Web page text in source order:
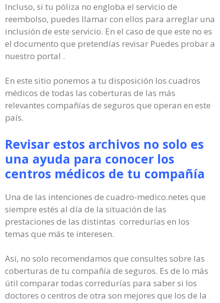
Incluso, si tu póliza no engloba el servicio de
reembolso, puedes llamar con ellos para arreglar una
inclusión de este servicio. En el caso de que este no es
el documento que pretendías revisar Puedes probar a
nuestro portal .
En este sitio ponemos a tu disposición los cuadros
médicos de todas las coberturas de las más
relevantes compañías de seguros que operan en este
país.
Revisar estos archivos no solo es
una ayuda para conocer los
centros médicos de tu compañía
Una de las intenciones de cuadro-medico.netes que
siempre estés al día de la situación de las
prestaciones de las distintas corredurías en los
temas que más te interesen.
Así, no solo recomendamos que consultes sobre las
coberturas de tu compañía de seguros. Es de lo más
útil comparar todas corredurías para saber si los
doctores o centros de otra son mejores que los de la